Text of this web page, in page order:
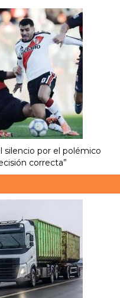
silencio por el polémico
correcta”